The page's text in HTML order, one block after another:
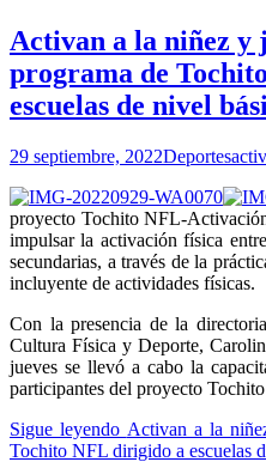
Activan a la niñez y
programa de
escuelas de nivel
29 septiembre, 2022Deportes
proyecto Tochito NFL-
impulsar la activación física
secundarias, a través de la
incluyente de actividades físicas.
Con la presencia de la
Cultura Física y Deporte,
jueves se llevó a cabo la
participantes del proyecto
Sigue leyendo Activan a la
Tochito NFL dirigido a escuelas